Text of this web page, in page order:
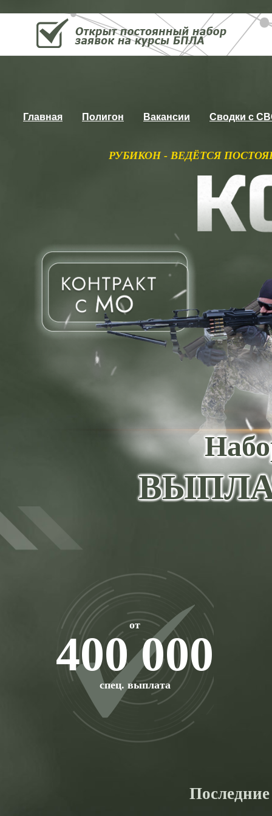
Главная Полигон Вакансии Сводки с
- ВЕДЁТСЯ ПОСТОЯННЫЙ НАБОР НА
от
400 000
спец. выплата